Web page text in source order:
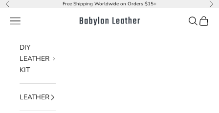
Skip to content
Previous Free Shipping Worldwide on Orders $15+
Babylon Leather
Navigation menu Search
Cart
DIY
LEATHER
KIT
LEATHER